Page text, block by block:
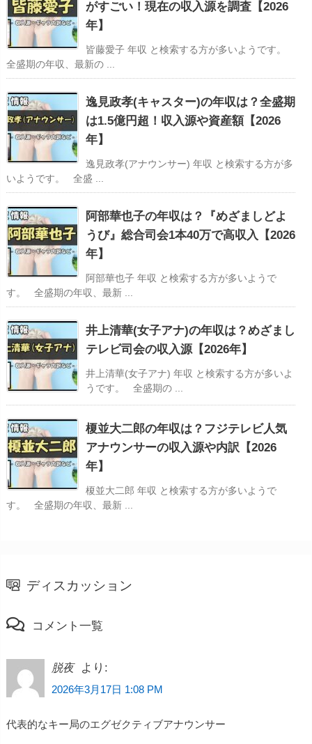
がすごい！現在の収入源を調査【2026
年】
皆藤愛子 年収 と検索する方が多いようです。
全盛期の年収、最新の ...
逸見政孝(キャスター)の年収は？全盛期
は1.5億円超！収入源や資産額【2026
年】
逸見政孝(アナウンサー) 年収 と検索する方が多
いようです。 全盛 ...
阿部華也子の年収は？『めざましどよ
うび』総合司会1本40万で高収入【2026
年】
阿部華也子 年収 と検索する方が多いようで
す。 全盛期の年収、最新 ...
井上清華(女子アナ)の年収は？めざまし
テレビ司会の収入源【2026年】
井上清華(女子アナ) 年収 と検索する方が多いよ
うです。 全盛期の ...
榎並大二郎の年収は？フジテレビ人気
アナウンサーの収入源や内訳【2026
年】
榎並大二郎 年収 と検索する方が多いようで
す。 全盛期の年収、最新 ...
ディスカッション
コメント一覧
脱夜 より:
2026年3月17日 1:08 PM
代表的なキー局のエグゼクティブアナウンサー